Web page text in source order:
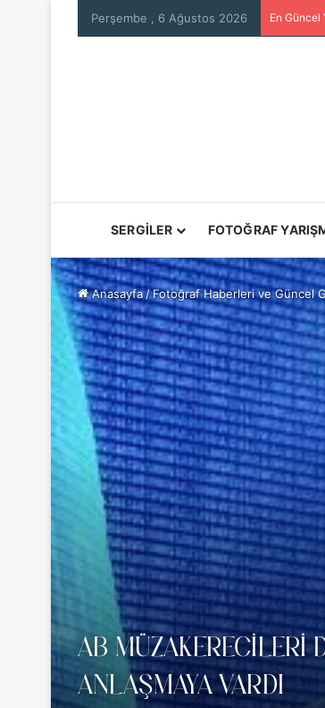
Perşembe , 6 Ağustos 2026 En Güncel
SERGİLER FOTOĞRAF
Anasayfa/Fotoğraf Haberleri ve Güncel
AB MÜZAKERECILERI
ANLAŞMAYA VARDI